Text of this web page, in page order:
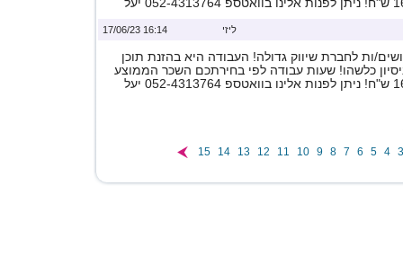
16:14 17/06/23 ליזי
ות לחברת שיווק גדולה! העבודה היא בהזנת תוכן
כלשהו! שעות עבודה לפי בחירתכם השכר הממוצע
3
4
5
6
7
8
9
10
11
12
13
14
15